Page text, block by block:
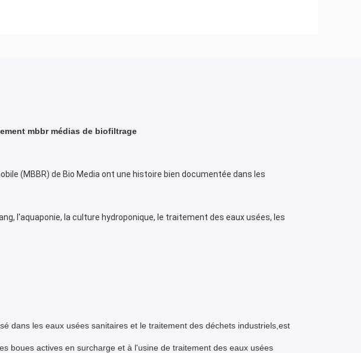
mbbr médias de biofiltrage
(MBBR) de Bio Media ont une histoire bien documentée dans les
l'aquaponie, la culture hydroponique, le traitement des eaux usées, les
dans les eaux usées sanitaires et le traitement des déchets industriels,est
boues actives en surcharge et à l'usine de traitement des eaux usées